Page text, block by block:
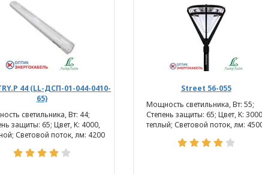
44 (LL-ДСП-01-044-0410-
65)
светильника, Вт: 44;
защиты: 65; Цвет, K: 4000,
Световой поток, лм: 4200
Street 56-055
Мощность светильника, Вт: 55;
Степень защиты: 65; Цвет, K:
теплый; Световой поток, лм: